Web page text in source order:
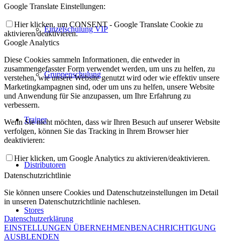
Einzelschulung VIP
Gruppenschulung
Trainer
Distributoren
Stores
Google Translate Einstellungen:
Hier klicken, um CONSENT - Google Translate Cookie zu
aktivieren/deaktivieren.
Google Analytics
Diese Cookies sammeln Informationen, die entweder in
zusammengefasster Form verwendet werden, um uns zu helfen, zu
verstehen, wie unsere Website genutzt wird oder wie effektiv unsere
Marketingkampagnen sind, oder um uns zu helfen, unsere Website
und Anwendung für Sie anzupassen, um Ihre Erfahrung zu
verbessern.
Wenn Sie nicht möchten, dass wir Ihren Besuch auf unserer Website
verfolgen, können Sie das Tracking in Ihrem Browser hier
deaktivieren:
Hier klicken, um Google Analytics zu aktivieren/deaktivieren.
Datenschutzrichtlinie
Sie können unsere Cookies und Datenschutzeinstellungen im Detail
in unseren Datenschutzrichtlinie nachlesen.
Datenschutzerklärung
EINSTELLUNGEN ÜBERNEHMENBENACHRICHTIGUNG
AUSBLENDEN